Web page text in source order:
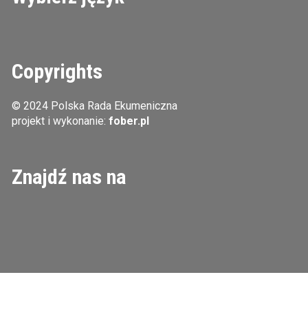
Copyrights
© 2024 Polska Rada Ekumeniczna
projekt i wykonanie: fober.pl
Znajdź nas na